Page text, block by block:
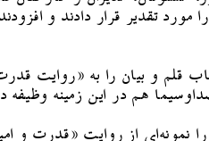
تقدیر قرار دادند و
قلم و بیان را به «روایت
هم در این زمینه وظیفه
نمونه‌ای از روایت «قدرت و